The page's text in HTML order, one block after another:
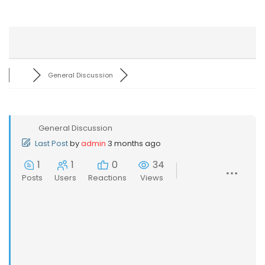
General Discussion
General Discussion
Last Postbyadmin 3 months ago
1
Posts
1
Users
0
Reactions
34
Views